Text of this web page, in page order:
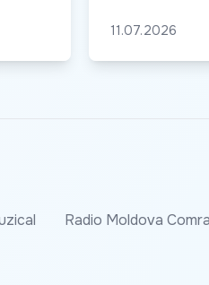
11.07.2026
Radio Moldova